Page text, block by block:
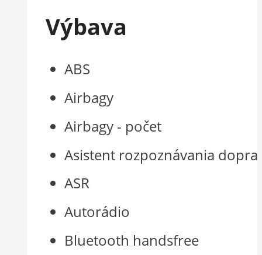
Výbava
ABS
Airbagy
Airbagy - počet
Asistent rozpoznávania
ASR
Autorádio
Bluetooth handsfree